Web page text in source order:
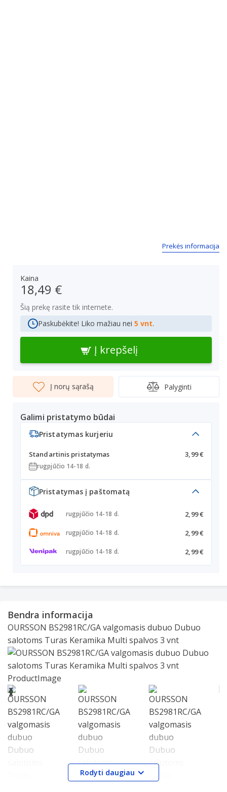
Prekės informacija
Kaina
18,49 €
Šią prekę rasite tik internete.
Paskubėkite! Liko mažiau nei 5 vnt.
Į krepšelį
Į norų sąrašą Palyginti
Galimi pristatymo būdai
Pristatymas kurjeriu
Standartinis pristatymas 3,99 €
rugpjūčio 14-18 d.
Pristatymas į paštomatą
rugpjūčio 14-18 d. 2,99 €
rugpjūčio 14-18 d. 2,99 €
rugpjūčio 14-18 d. 2,99 €
Bendra informacija
OURSSON BS2981RC/GA valgomasis dubuo Dubuo
salotoms Turas Keramika Multi spalvos 3 vnt
Slide 1 of 7
❮
❯
Rodyti daugiau